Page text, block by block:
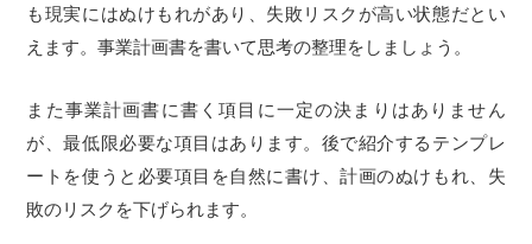
も現実にはぬけもれがあり、失敗リスクが高い状態だとい
えます。事業計画書を書いて思考の整理をしましょう。
また事業計画書に書く項目に一定の決まりはありません
が、最低限必要な項目はあります。後で紹介するテンプレ
ートを使うと必要項目を自然に書け、計画のぬけもれ、失
敗のリスクを下げられます。